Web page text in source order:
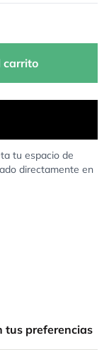
carrito
tu espacio de
directamente en
tus preferencias